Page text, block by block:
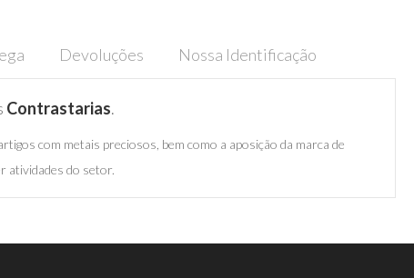
Devoluções Nossa Identificação
Contrastarias.
com metais preciosos, bem como a aposição da marca de
atividades do setor.